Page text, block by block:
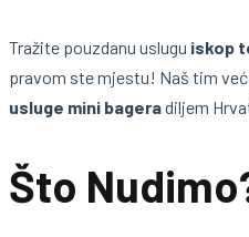
Tražite pouzdanu uslugu iskop
pravom ste mjestu! Naš tim
usluge mini bageradiljem
Što